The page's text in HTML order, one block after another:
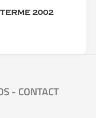
2002
- CONTACT